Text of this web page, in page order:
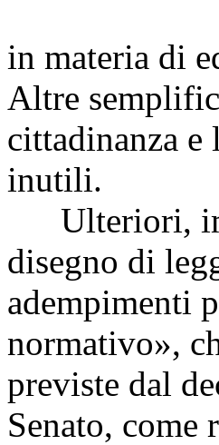
in materia di
Altre
cittadinanza
inutili.
Ulteriori,
disegno di
adempimenti
normativo»,
previste dal
Senato, come